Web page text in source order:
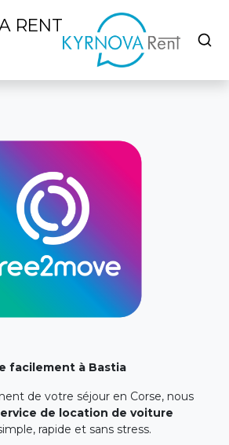
RENT
facilement à Bastia
de votre séjour en Corse, nous
de location de voiture
rapide et sans stress.